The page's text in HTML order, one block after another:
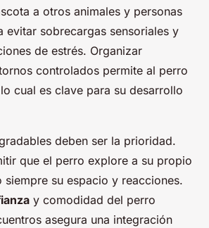
a otros animales y personas
evitar sobrecargas sensoriales y
de estrés. Organizar
controlados permite al perro
cual es clave para su desarrollo
deben ser la prioridad.
que el perro explore a su propio
siempre su espacio y reacciones.
y comodidad del perro
asegura una integración